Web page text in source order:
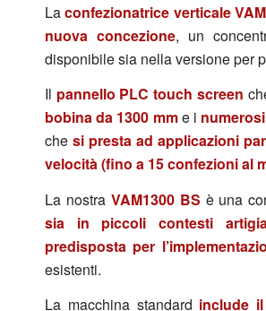
Laconfezionatrice verticale
nuova concezione, un
disponibile sia nella versione per
Il pannello PLC touch screen
bobina da 1300 mme i
chesi presta ad applicazioni
velocità (fino a 15 confezioni al
La nostra VAM1300 BS è una
sia in piccoli contesti
predisposta per
esistenti.
La macchina standard include